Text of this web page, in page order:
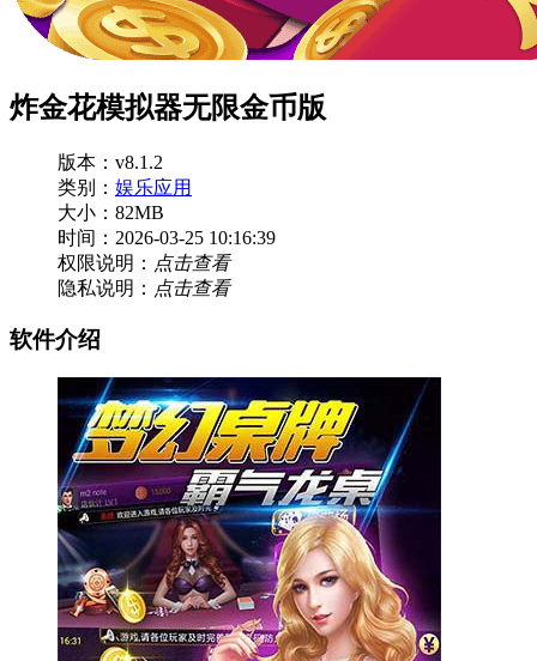
炸金花模拟器无限金币版
版本：v8.1.2
类别： 娱乐应用
大小：82MB
时间：2026-03-25 10:16:39
权限说明： 点击查看
隐私说明： 点击查看
软件介绍